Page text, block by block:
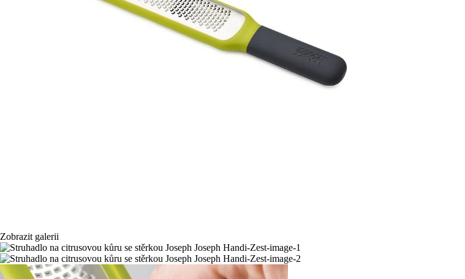
Zobrazit galerii